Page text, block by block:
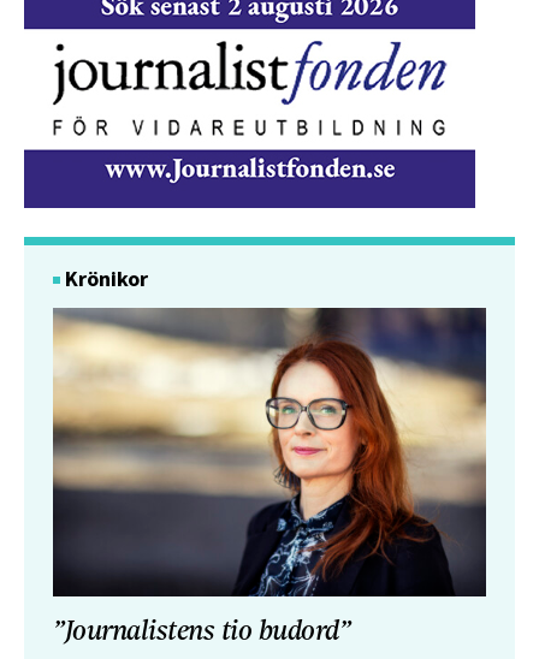
Krönikor
”Journalistens tio budord”